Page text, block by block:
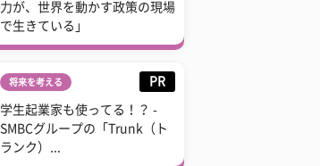
力が、世界を動かす政策の現場
で生きている」
将来を考える PR
学生起業家も使ってる！？ -
SMBCグループの「Trunk（ト
ランク）...